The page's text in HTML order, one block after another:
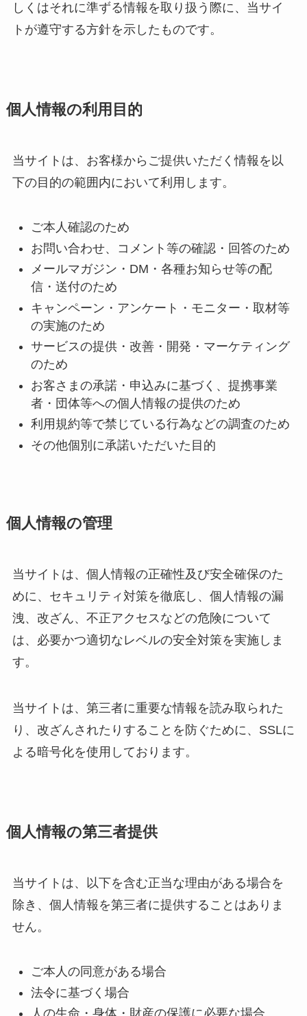
しくはそれに準ずる情報を取り扱う際に、当サイ
トが遵守する方針を示したものです。
個人情報の利用目的
当サイトは、お客様からご提供いただく情報を以
下の目的の範囲内において利用します。
ご本人確認のため
お問い合わせ、コメント等の確認・回答のため
メールマガジン・DM・各種お知らせ等の配
信・送付のため
キャンペーン・アンケート・モニター・取材等
の実施のため
サービスの提供・改善・開発・マーケティング
のため
お客さまの承諾・申込みに基づく、提携事業
者・団体等への個人情報の提供のため
利用規約等で禁じている行為などの調査のため
その他個別に承諾いただいた目的
個人情報の管理
当サイトは、個人情報の正確性及び安全確保のた
めに、セキュリティ対策を徹底し、個人情報の漏
洩、改ざん、不正アクセスなどの危険について
は、必要かつ適切なレベルの安全対策を実施しま
す。
当サイトは、第三者に重要な情報を読み取られた
り、改ざんされたりすることを防ぐために、SSLに
よる暗号化を使用しております。
個人情報の第三者提供
当サイトは、以下を含む正当な理由がある場合を
除き、個人情報を第三者に提供することはありま
せん。
ご本人の同意がある場合
法令に基づく場合